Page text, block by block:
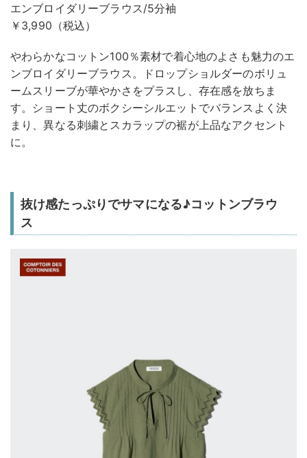
エンブロイダリーブラウス/5分袖
￥3,990（税込）
やわらかなコットン100％素材で着心地のよさも魅力のエ
ンブロイダリーブラウス。ドロップショルダーのボリュ
ームスリーブが華やかさをプラスし、存在感を放ちま
す。ショート丈のボクシーシルエットでバランスよく決
まり、異なる刺繍とスカラップの裾が上品なアクセント
に。
抜け感たっぷりでサマになる♪コットンブラウ
ス